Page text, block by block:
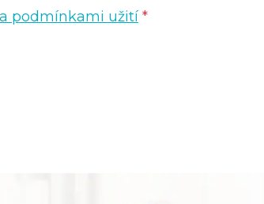
podmínkami užití *